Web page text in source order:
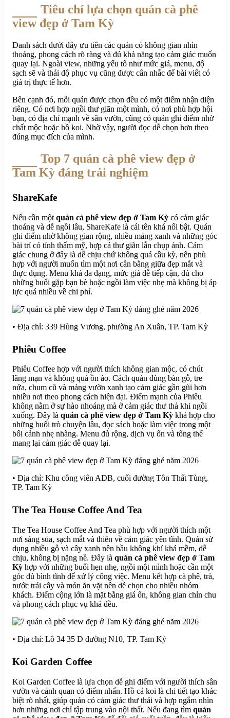
Tiêu chí lựa chọn quán cà phê
view đẹp ở Tam Kỳ
Danh sách dưới đây ưu tiên các quán có không gian nhìn
thoáng, phong cách rõ ràng và đủ khả năng tạo cảm giác muốn
quay lại. Ngoài view, những yếu tố như mức giá, menu, độ
sạch sẽ và thái độ phục vụ cũng được cân nhắc để bài viết có
giá trị thực tế hơn.
Bên cạnh đó, mỗi quán được chọn đều có một điểm nhận diện
riêng. Có nơi hợp ngồi thư giãn một mình, có nơi phù hợp hội
bạn, có địa chỉ mạnh về sân vườn, cũng có quán ghi điểm nhờ
chất mộc hoặc hồ koi. Nhờ vậy, người đọc dễ chọn hơn theo
đúng mục đích của mình.
Top 7 quán cà phê view đẹp ở
Tam Kỳ đáng trải nghiệm
ShareKafe
Nếu cần một quán cà phê view đẹp ở Tam Kỳ có cảm giác
thoáng và dễ ngồi lâu, ShareKafe là cái tên khá nổi bật. Quán
ghi điểm nhờ không gian rộng, nhiều mảng xanh và những góc
bài trí có tính thẩm mỹ, hợp cả thư giãn lẫn chụp ảnh. Cảm
giác chung ở đây là dễ chịu chứ không quá cầu kỳ, nên phù
hợp với người muốn tìm một nơi cân bằng giữa đẹp mắt và
thực dụng. Menu khá đa dạng, mức giá dễ tiếp cận, đủ cho
những buổi gặp bạn bè hoặc ngồi làm việc nhẹ mà không bị áp
lực quá nhiều về chi phí.
• Địa chỉ: 339 Hùng Vương, phường An Xuân, TP. Tam Kỳ
Phiêu Coffee
Phiêu Coffee hợp với người thích không gian mộc, có chút
lãng mạn và không quá ồn ào. Cách quán dùng bàn gỗ, tre
nứa, chum cũ và mảng vườn xanh tạo cảm giác gần gũi hơn
nhiều nơi theo phong cách hiện đại. Điểm mạnh của Phiêu
không nằm ở sự hào nhoáng mà ở cảm giác thư thả khi ngồi
xuống. Đây là quán cà phê view đẹp ở Tam Kỳ khá hợp cho
những buổi trò chuyện lâu, đọc sách hoặc làm việc trong một
bối cảnh nhẹ nhàng. Menu đủ rộng, dịch vụ ổn và tổng thể
mang lại cảm giác dễ quay lại.
• Địa chỉ: Khu công viên ADB, cuối đường Tôn Thất Tùng,
TP. Tam Kỳ
The Tea House Coffee And Tea
The Tea House Coffee And Tea phù hợp với người thích một
nơi sáng sủa, sạch mắt và thiên về cảm giác yên tĩnh. Quán sử
dụng nhiều gỗ và cây xanh nên bầu không khí khá mềm, dễ
chịu, không bị nặng nề. Đây là quán cà phê view đẹp ở Tam
Kỳ hợp với những buổi hẹn nhẹ, ngồi một mình hoặc cần một
góc đủ bình tĩnh để xử lý công việc. Menu kết hợp cà phê, trà,
nước trái cây và món ăn vặt nên dễ chọn cho nhiều nhóm
khách. Điểm cộng lớn là mặt bằng giá ổn, không gian chỉn chu
và phong cách phục vụ khá đều.
• Địa chỉ: Lô 34 35 D đường N10, TP. Tam Kỳ
Koi Garden Coffee
Koi Garden Coffee là lựa chọn dễ ghi điểm với người thích sân
vườn và cảnh quan có điểm nhấn. Hồ cá koi là chi tiết tạo khác
biệt rõ nhất, giúp quán có cảm giác thư thái và hợp ngắm nhìn
hơn những nơi chỉ tập trung vào nội thất. Nếu đang tìm quán